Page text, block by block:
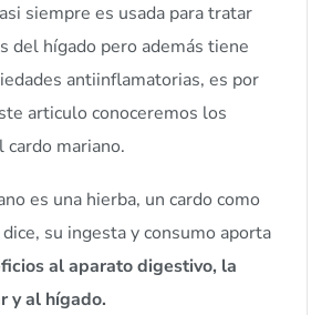
siempre es usada para tratar
del hígado pero además tiene
antiinflamatorias, es por
articulo conoceremos los
cardo mariano.
es una hierba, un cardo como
su ingesta y consumo aporta
al aparato digestivo, la
y al hígado.